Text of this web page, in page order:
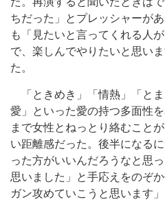
ちだった」とプレッシャーが
も「見たいと言ってくれる人
で、楽しんでやりたいと思い
た。
「ときめき」「情熱」「と
愛」といった愛の持つ多面性
まで女性とねっとり絡むこと
い距離感だった。後半になる
った方がいいんだろうなと思
思いました」と手応えをのぞ
ガン攻めていこうと思います」